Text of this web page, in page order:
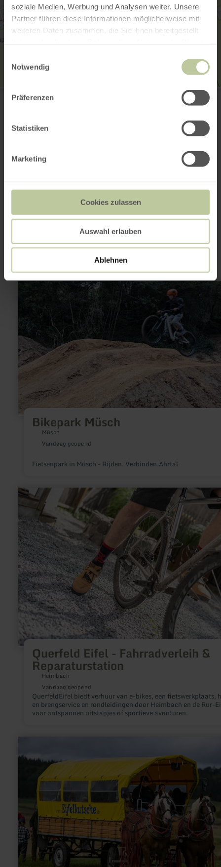
soziale Medien, Werbung und Analysen weiter. Unsere
Partner führen diese Informationen möglicherweise mit
weiteren Daten zusammen, die Sie ihnen bereitgestellt
Notwendig
Präferenzen
Statistiken
Marketing
Cookies zulassen
Auswahl erlauben
Ablehnen
Hauptstraße 31
E-mail
Op kaart weergeven
Dit kan ook
interessant zijn
Bikepark Müsch
Müsch
Vandaag geopend
Fietsenpark in Müsch - Rijden. Verbinden.Ahrtal
over:
Bikepark
Müsch
Querfeld Eifel - Fahrradverleih &
Reparaturstation
Heimbach
Vandaag geopend
QuerfeldEifel biedt verhuur van e-bikes, een fietswerkplaats,
en brengservice en rondleidingen door Heimbach en de Rur-
voor ontspannen uitstapjes of sportieve avonturen.
meer
informatie
over:
Querfeld
Eifel
-
Fahrradverleih
&amp;
Reparaturstation
over:
Huifkartochten